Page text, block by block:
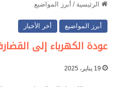
الرئيسية / أبرز المواضيع
أبرز المواضيع أخر الأخبار
عودة الكهرباء إلى
19 يناير، 2025